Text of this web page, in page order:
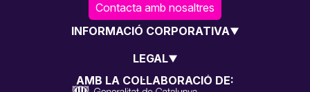
Contacta amb nosaltres
INFORMACIÓ CORPORATIVA
LEGAL
AMB LA COL·LABORACIÓ DE: